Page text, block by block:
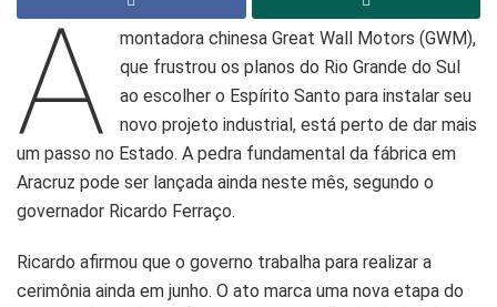
A
montadora chinesa Great Wall Motors (GWM),
que frustrou os planos do Rio Grande do Sul
ao escolher o Espírito Santo para instalar seu
novo projeto industrial, está perto de dar mais
um passo no Estado. A pedra fundamental da fábrica em
Aracruz pode ser lançada ainda neste mês, segundo o
governador Ricardo Ferraço.
Ricardo afirmou que o governo trabalha para realizar a
cerimônia ainda em junho. O ato marca uma nova etapa do